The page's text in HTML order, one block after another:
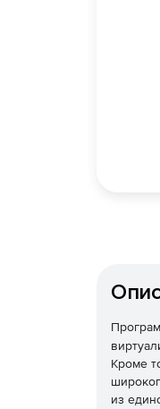
Кроме
из